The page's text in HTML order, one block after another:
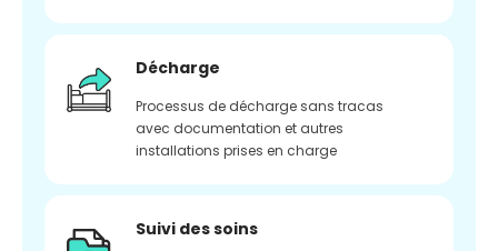
Décharge
Processus de décharge sans tracas
avec documentation et autres
installations prises en charge
Suivi des soins